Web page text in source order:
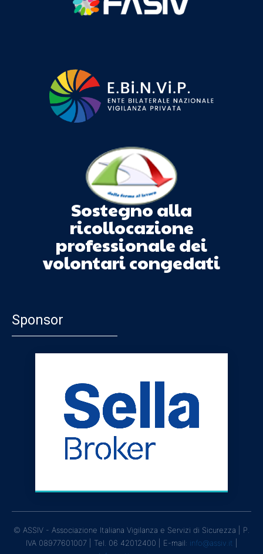
Sostegno alla
ricollocazione
professionale dei
volontari congedati
Sponsor
© ASSIV - Associazione Italiana Vigilanza e Servizi di Sicurezza | P.
IVA 08977601007 | Tel. 06 42012400 | E-mail: info@assiv.it